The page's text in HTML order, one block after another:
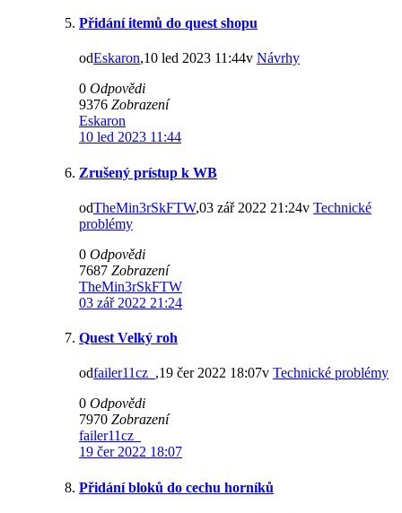
Přidání itemů do quest shopu
odEskaron,10 led 2023 11:44v Návrhy
0 Odpovědi
9376 Zobrazení
Eskaron
10 led 2023 11:44
Zrušený prístup k WB
odTheMin3rSkFTW,03 zář 2022 21:24v Technické
problémy
0 Odpovědi
7687 Zobrazení
TheMin3rSkFTW
03 zář 2022 21:24
Quest Velký roh
odfailer11cz_ ,19 čer 2022 18:07v Technické problémy
0 Odpovědi
7970 Zobrazení
failer11cz_
19 čer 2022 18:07
Přidání bloků do cechu horníků